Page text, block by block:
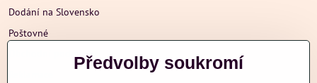
Dodání na Slovensko
Poštovné
Obchodní podmínkyPředvolby soukromí